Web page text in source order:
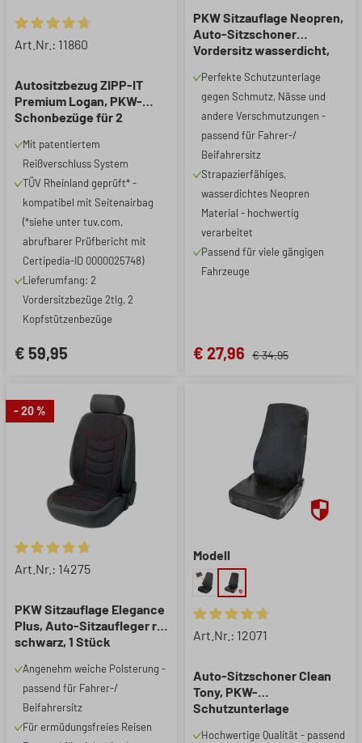
Durchschnittliche Bewertung von 4.74 von 5 Sternen
Art.Nr.: 11860
Autositzbezug ZIPP-IT
Premium Logan, PKW-
Schonbezüge für 2
Reißverschluss-System
schwarz/rot
Mit patentiertem
Reißverschluss System
TÜV Rheinland geprüft* -
kompatibel mit Seitenairbag
(*siehe unter tuv.com,
abrufbarer Prüfbericht mit
Certipedia-ID 0000025748)
Lieferumfang: 2
Vordersitzbezüge 2tlg, 2
Kopfstützenbezüge
€ 59,95
PKW Sitzauflage Neopren,
Auto-Sitzschoner
Vordersitz wasserdicht,
Schutzauflage und
Schutzunterlage
PKW/LKW, 1 Stück
Perfekte Schutzunterlage
gegen Schmutz, Nässe und
andere Verschmutzungen -
passend für Fahrer-/
Beifahrersitz
Strapazierfähiges,
wasserdichtes Neopren
Material - hochwertig
verarbeitet
Passend für viele gängigen
Fahrzeuge
€ 27,96 € 34,95
- 20 %
Durchschnittliche Bewertung von 4.85 von 5 Sternen
Art.Nr.: 14275
PKW Sitzauflage Elegance
Plus, Auto-Sitzaufleger rot
schwarz, 1 Stück
Angenehm weiche Polsterung -
passend für Fahrer-/
Beifahrersitz
Für ermüdungsfreies Reisen
Modell
Durchschnittliche Bewertung
Art.Nr.: 12071
Auto-Sitzschoner Clean
Tony, PKW-
Schutzunterlage
Hochwertige Qualität - passend